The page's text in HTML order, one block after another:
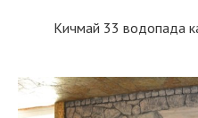
Кичмай 33 водопада